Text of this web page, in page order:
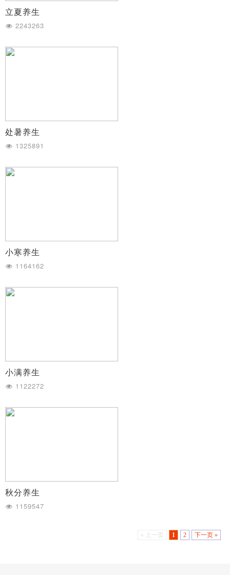
立夏养生
2243263
处暑养生
1325891
小寒养生
1164162
小满养生
1122272
秋分养生
1159547
« 上一页 1 2 下一页 »